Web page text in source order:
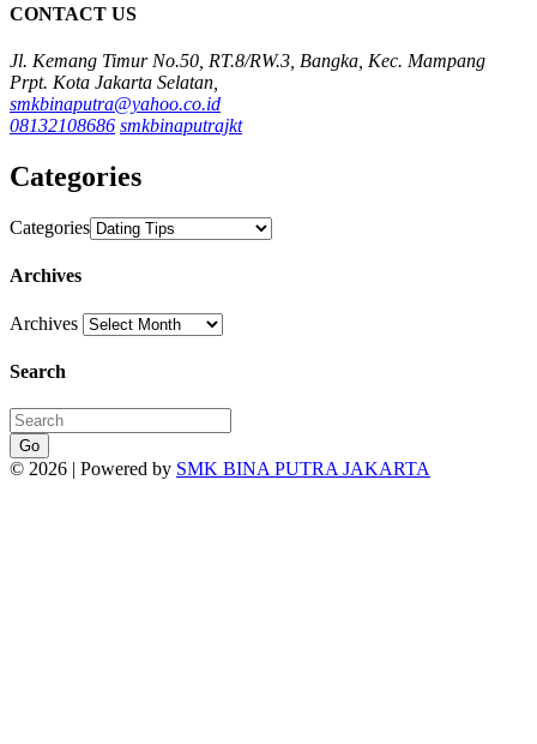
CONTACT US
Jl. Kemang Timur No.50, RT.8/RW.3, Bangka, Kec. Mampang
Prpt. Kota Jakarta Selatan,
smkbinaputra@yahoo.co.id
08132108686 smkbinaputrajkt
Categories
Categories
Archives
Archives
Search
Go
© 2026 | Powered by SMK BINA PUTRA JAKARTA